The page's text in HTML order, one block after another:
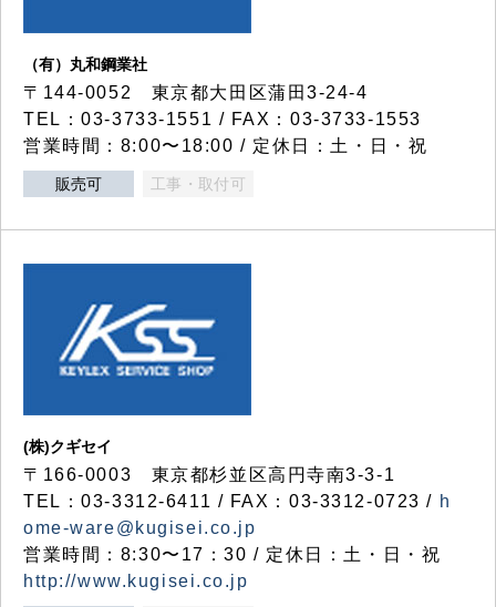
（有）丸和鋼業社
〒144-0052 東京都大田区蒲田3-24-4
TEL：03-3733-1551 / FAX：03-3733-1553
営業時間：8:00〜18:00 / 定休日：土・日・祝
販売可 工事・取付可
(株)クギセイ
〒166-0003 東京都杉並区高円寺南3-3-1
TEL：03-3312-6411 / FAX：03-3312-0723 / h
ome-ware@kugisei.co.jp
営業時間：8:30〜17：30 / 定休日：土・日・祝
http://www.kugisei.co.jp